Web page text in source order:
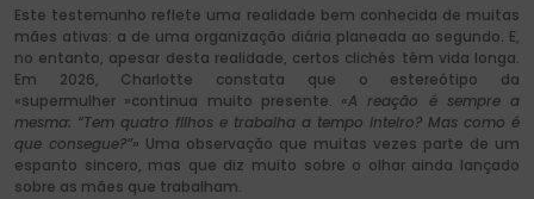
Este testemunho reflete uma realidade bem conhecida de muitas
mães ativas: a de uma organização diária planeada ao segundo. E,
no entanto, apesar desta realidade, certos clichés têm vida longa.
Em 2026, Charlotte constata que o estereótipo da
«supermulher »continua muito presente. «A reação é sempre a
mesma: “Tem quatro filhos e trabalha a tempo inteiro? Mas como é
que consegue?”» Uma observação que muitas vezes parte de um
espanto sincero, mas que diz muito sobre o olhar ainda lançado
sobre as mães que trabalham.